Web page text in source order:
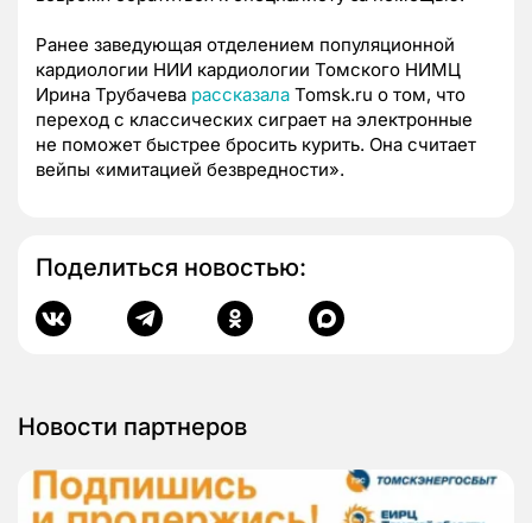
Ранее заведующая отделением популяционной
кардиологии НИИ кардиологии Томского НИМЦ
Ирина Трубачева рассказала Tomsk.ru о том, что
переход с классических сиграет на электронные
не поможет быстрее бросить курить. Она считает
вейпы «имитацией безвредности».
Поделиться новостью:
Новости партнеров